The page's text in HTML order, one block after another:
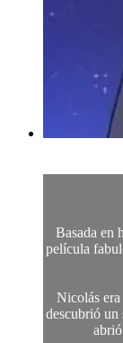
Basada en
película
Nicolás
descubrió un